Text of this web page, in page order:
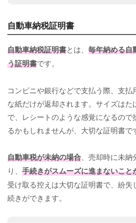
自動車納税証明書
自動車納税証明書とは、 毎年納める自
う証明書です。
コンビニや銀行などで支払う際、支払
な紙だけが返却されます。サイズはた
で、レシートのような感覚になるので
るかもしれませんが、大切な証明書で
自動車税が未納の場合 、売却時に未
り、 手続きがスムーズに進まないこと
受け取る控えは大切な証明書で、紛
続きができます。